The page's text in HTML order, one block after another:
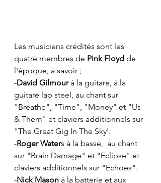
Les musiciens crédités sont les
quatre membres de Pink Floyd de
l'époque, à savoir ;
-David Gilmour à la guitare, à la
guitare lap steel, au chant sur
"Breathe", "Time", "Money" et "Us
& Them" et claviers additionnels sur
"The Great Gig In The Sky'.
-Roger Waters à la basse,  au chant
sur "Brain Damage" et "Eclipse" et
claviers additionnels sur "Echoes".
-Nick Mason à la batterie et aux